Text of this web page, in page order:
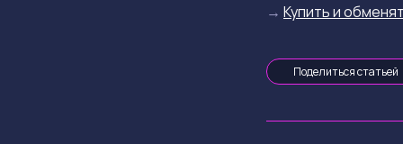
→ Купить и
Поделиться статьей